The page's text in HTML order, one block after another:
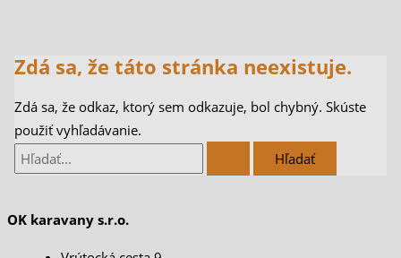
Zdá sa, že táto stránka neexistuje.
Zdá sa, že odkaz, ktorý sem odkazuje, bol chybný. Skúste
použiť vyhľadávanie.
OK karavany s.r.o.